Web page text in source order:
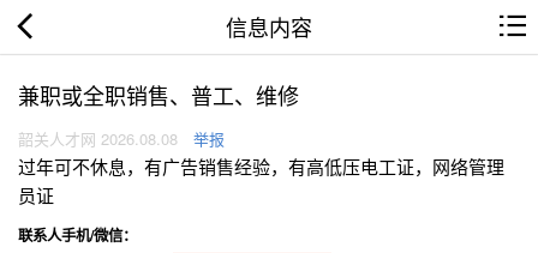
信息内容
兼职或全职销售、普工、维修
韶关人才网 2026.08.08 举报
过年可不休息，有广告销售经验，有高低压电工证，网络管理
员证
联系人手机/微信：